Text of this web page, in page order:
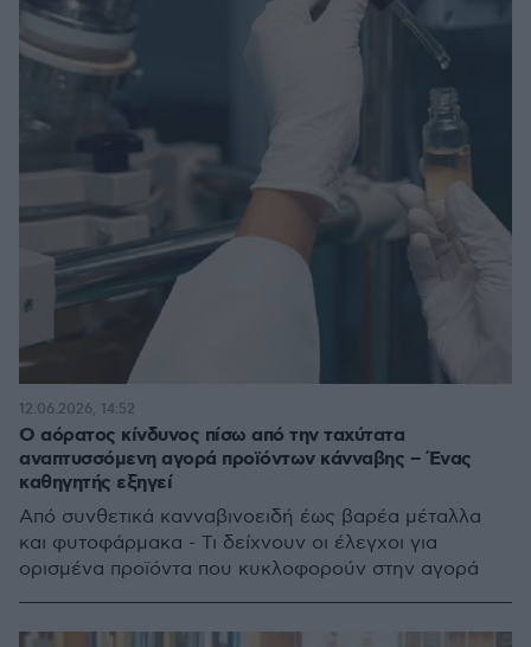
Ο αόρατος κίνδυνος πίσω από την ταχύτατα
αναπτυσσόμενη αγορά προϊόντων κάνναβης – Ένας
καθηγητής εξηγεί
Από συνθετικά κανναβινοειδή έως βαρέα μέταλλα
και φυτοφάρμακα - Τι δείχνουν οι έλεγχοι για
ορισμένα προϊόντα που κυκλοφορούν στην αγορά
12.06.2026, 14:52